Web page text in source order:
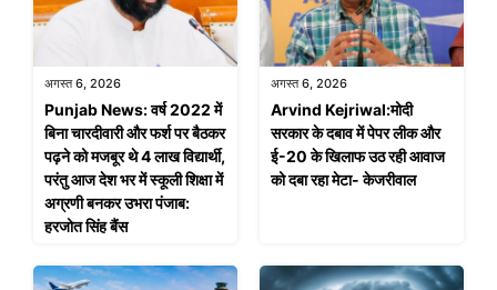
अगस्त 6, 2026
Punjab News: वर्ष 2022 में
बिना चारदीवारी और फर्श पर बैठकर
पढ़ने को मजबूर थे 4 लाख विद्यार्थी,
परंतु आज देश भर में स्कूली शिक्षा में
अग्रणी बनकर उभरा पंजाब:
हरजोत सिंह बैंस
अगस्त 6, 2026
Arvind Kejriwal:मोदी
सरकार के दबाव में पेपर लीक और
ई-20 के खिलाफ उठ रही आवाज
को दबा रहा मेटा- केजरीवाल